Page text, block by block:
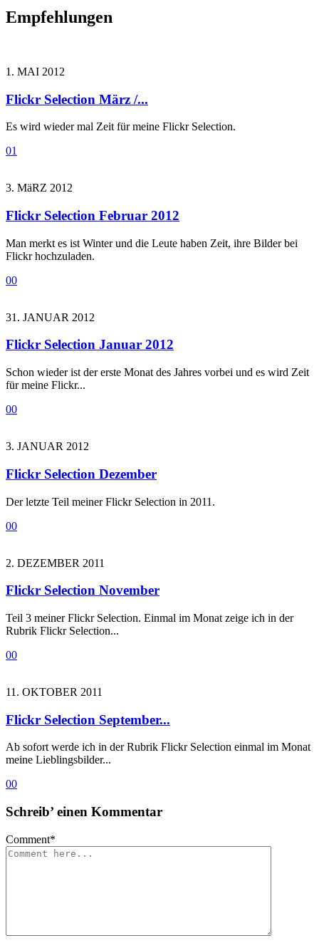
Empfehlungen
1. MAI 2012
Flickr Selection März /...
Es wird wieder mal Zeit für meine Flickr Selection.
01
3. MäRZ 2012
Flickr Selection Februar 2012
Man merkt es ist Winter und die Leute haben Zeit, ihre Bilder bei
Flickr hochzuladen.
00
31. JANUAR 2012
Flickr Selection Januar 2012
Schon wieder ist der erste Monat des Jahres vorbei und es wird Zeit
für meine Flickr...
00
3. JANUAR 2012
Flickr Selection Dezember
Der letzte Teil meiner Flickr Selection in 2011.
00
2. DEZEMBER 2011
Flickr Selection November
Teil 3 meiner Flickr Selection. Einmal im Monat zeige ich in der
Rubrik Flickr Selection...
00
11. OKTOBER 2011
Flickr Selection September...
Ab sofort werde ich in der Rubrik Flickr Selection einmal im Monat
meine Lieblingsbilder...
00
Schreib’ einen Kommentar
Comment*